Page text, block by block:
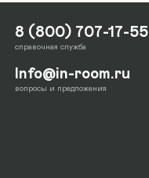
8 (800) 707-17-55
справочная служба
Info@in-room.ru
вопросы и предложения